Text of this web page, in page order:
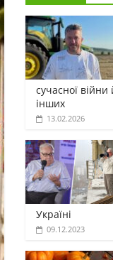
сучасної
інших
13.02.2026
Україні
09.12.2023